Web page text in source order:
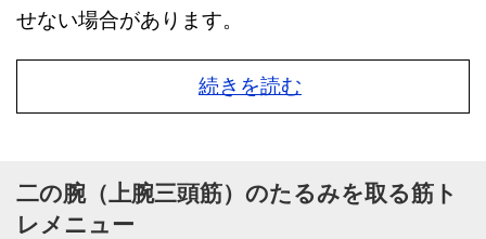
せない場合があります。
続きを読む
二の腕（上腕三頭筋）のたるみを取る筋ト
レメニュー